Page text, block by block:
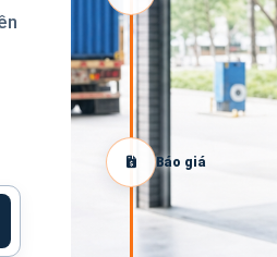
Báo giá